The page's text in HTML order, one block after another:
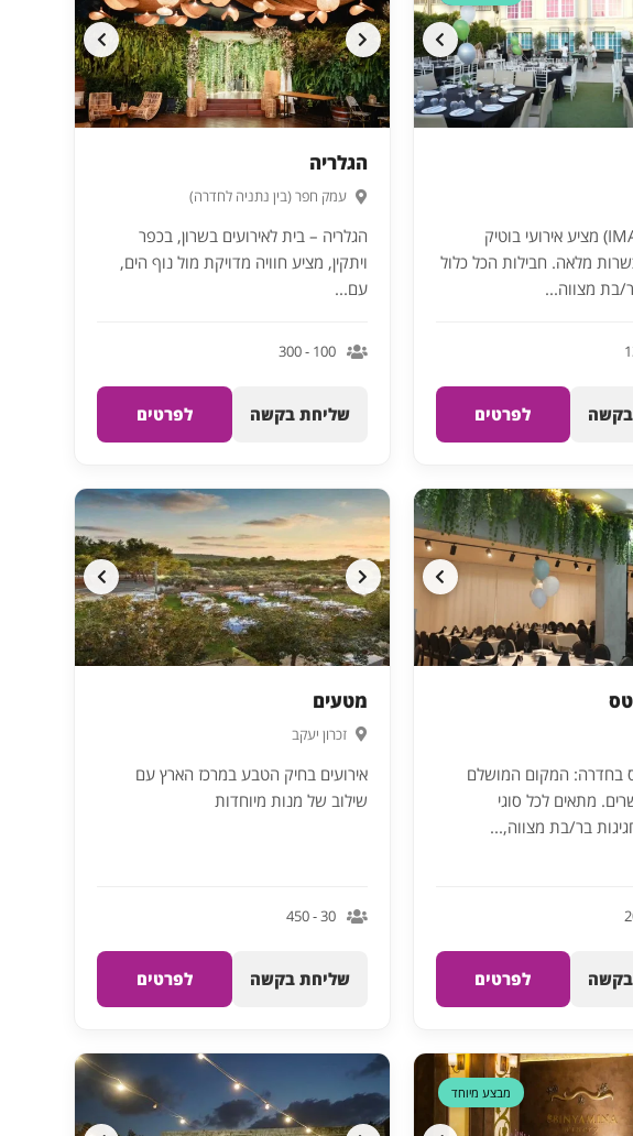
אימגו (IMAGO) מציע אירועי בוטיק
מלאה. חבילות הכל כלול
בת מצווה...
לפרטים
הגלריה
עמק חפר (בין נתניה לחדרה)
הגלריה – בית לאירועים בשרון, בכפר
ויתקין, מציע חוויה מדויקת מול נוף הים,
עם...
100 - 300
שליחת בקשה לפרטים
בחדרה: המקום המושלם
מתאים לכל סוגי
בר/בת מצווה,...
לפרטים
מטעים
זכרון יעקב
אירועים בחיק הטבע במרכז הארץ עם
שילוב של מנות מיוחדות
30 - 450
שליחת בקשה לפרטים
מבצע מיוחד